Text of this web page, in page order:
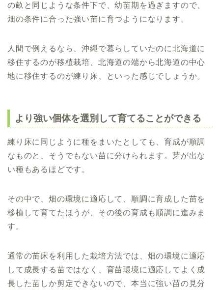
の畝と同じような条件下で、幼苗期を過ぎますので、
畑の条件に合った強い苗に育つようになります。
人間で例えるなら、沖縄で暮らしていたのに北海道に
移住するのが移植栽培、北海道の端から北海道の中心
地に移住するのが練り床、といった感じでしょうか。
より強い個体を選別して育てることができる
練り床に同じように種をまいたとしても、育成が順調
なものと、そうでもない苗に分けられます。芽が出な
い種もあるほどです。
その中で、畑の環境に適応して、順調に育成した苗を
移植して育てたほうが、その後の育成も順調に進みま
す。
通常の苗床を利用した栽培方法では、畑の環境に適応
して成長する苗ではなく、育苗環境に適応してよく成
長した苗しか剪定できないので、本当に強い苗の見分